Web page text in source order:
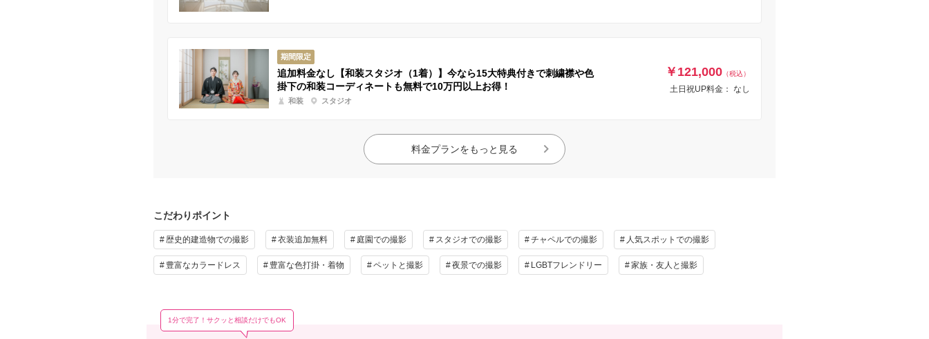
期間限定
追加料金なし【和装スタジオ（1着）】今なら15大特典付きで刺繍襟や色
掛下の和装コーディネートも無料で10万円以上お得！
和装 スタジオ
￥121,000 （税込）
土日祝UP料金： なし
料金プランをもっと見る
こだわりポイント
歴史的建造物での撮影 衣装追加無料 庭園での撮影 スタジオでの撮影 チャペルでの撮影 人気スポットでの撮影
豊富なカラードレス 豊富な色打掛・着物 ペットと撮影 夜景での撮影 LGBTフレンドリー 家族・友人と撮影
1分で完了！サクッと相談だけでもOK